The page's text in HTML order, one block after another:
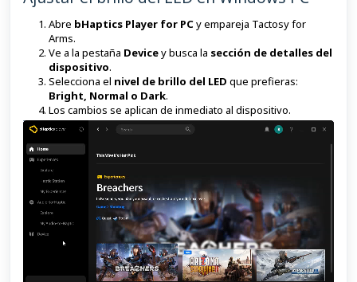
Abre bHaptics Player for PCy empareja Tactosy for
Arms.
Ve a la pestaña Devicey busca la sección de detalles del
dispositivo.
Selecciona el nivel de brillo del LED que prefieras:
Bright, Normal o Dark.
Los cambios se aplican de inmediato al dispositivo.